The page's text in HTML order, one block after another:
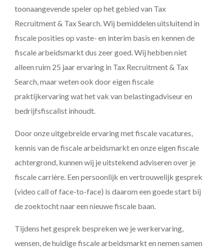
toonaangevende speler op het gebied van Tax
Recruitment & Tax Search. Wij bemiddelen uitsluitend in
fiscale posities op vaste- en interim basis en kennen de
fiscale arbeidsmarkt dus zeer goed. Wij hebben niet
alleen ruim 25 jaar ervaring in Tax Recruitment & Tax
Search, maar weten ook door eigen fiscale
praktijkervaring wat het vak van belastingadviseur en
bedrijfsfiscalist inhoudt.
Door onze uitgebreide ervaring met fiscale vacatures,
kennis van de fiscale arbeidsmarkt en onze eigen fiscale
achtergrond, kunnen wij je uitstekend adviseren over je
fiscale carrière. Een persoonlijk en vertrouwelijk gesprek
(video call of face-to-face) is daarom een goede start bij
de zoektocht naar een nieuwe fiscale baan.
Tijdens het gesprek bespreken we je werkervaring,
wensen, de huidige fiscale arbeidsmarkt en nemen samen